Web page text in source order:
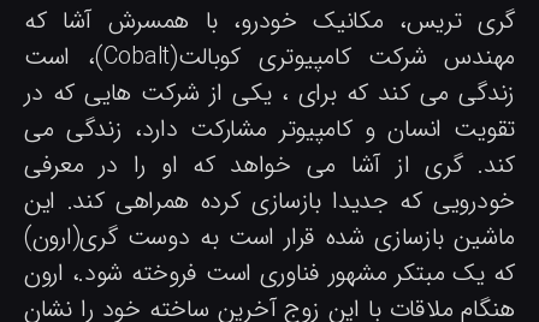
تریس، مکانیک خودرو، با همسرش آشا که
مهندس شرکت کامپیوتری کوبالت(Cobalt)، است
می کند که برای ، یکی از شرکت هایی که در
انسان و کامپیوتر مشارکت دارد، زندگی می
گری از آشا می خواهد که او را در معرفی
که جدیدا بازسازی کرده همراهی کند. این
بازسازی شده قرار است به دوست گری(ارون)
یک مبتکر مشهور فناوری است فروخته شود.، ارون
ملاقات با این زوج آخرین ساخته خود را نشان